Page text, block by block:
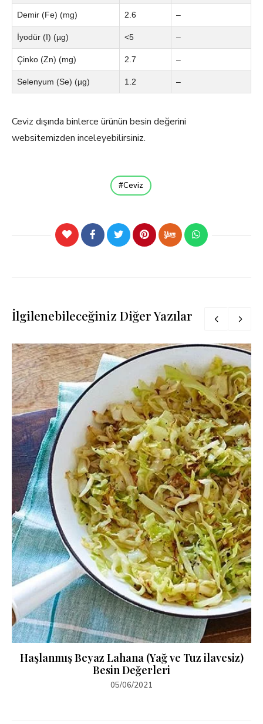
Demir (Fe) (mg) 2.6 –
İyodür (I) (µg) <5 –
Çinko (Zn) (mg) 2.7 –
Selenyum (Se) (µg) 1.2 –
Ceviz dışında binlerce ürünün besin değerini
websitemizden inceleyebilirsiniz.
Ceviz
İlgilenebileceğiniz Diğer Yazılar
Haşlanmış Beyaz Lahana (Yağ ve Tuz ilavesiz)
Besin Değerleri
05/06/2021